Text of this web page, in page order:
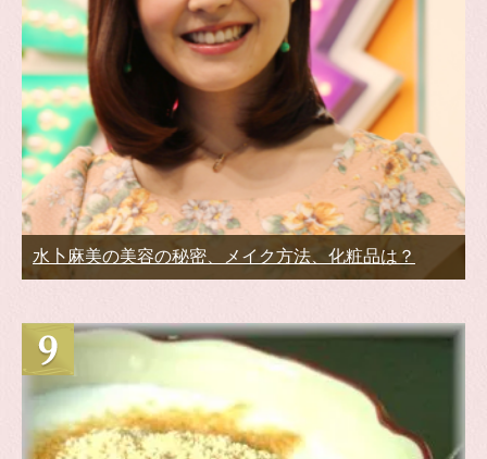
水卜麻美の美容の秘密、メイク方法、化粧品は？